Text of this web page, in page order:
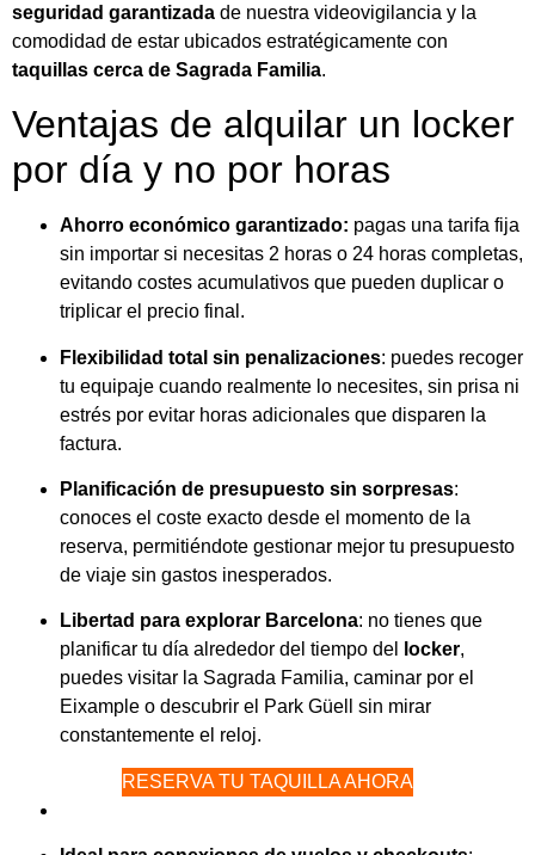
seguridad garantizada de nuestra videovigilancia y la
comodidad de estar ubicados estratégicamente con
taquillas cerca de Sagrada Familia.
Ventajas de alquilar un locker
por día y no por horas
Ahorro económico garantizado: pagas una tarifa fija
sin importar si necesitas 2 horas o 24 horas completas,
evitando costes acumulativos que pueden duplicar o
triplicar el precio final.
Flexibilidad total sin penalizaciones: puedes recoger
tu equipaje cuando realmente lo necesites, sin prisa ni
estrés por evitar horas adicionales que disparen la
factura.
Planificación de presupuesto sin sorpresas:
conoces el coste exacto desde el momento de la
reserva, permitiéndote gestionar mejor tu presupuesto
de viaje sin gastos inesperados.
Libertad para explorar Barcelona: no tienes que
planificar tu día alrededor del tiempo del
locker,
puedes visitar la Sagrada Familia, caminar por el
Eixample o descubrir el Park Güell sin mirar
constantemente el reloj.
RESERVA TU TAQUILLA AHORA